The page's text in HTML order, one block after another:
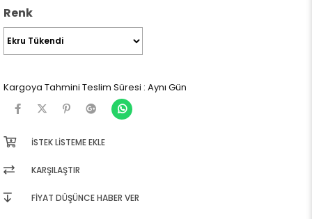
Renk
Kargoya Tahmini Teslim Süresi : Aynı Gün
İSTEK LISTEME EKLE
KARŞILAŞTIR
FIYAT DÜŞÜNCE HABER VER